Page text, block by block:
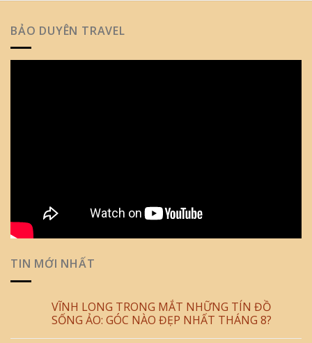
BẢO DUYÊN TRAVEL
TIN MỚI NHẤT
VĨNH LONG TRONG MẮT NHỮNG TÍN ĐỒ
SỐNG ẢO: GÓC NÀO ĐẸP NHẤT THÁNG 8?